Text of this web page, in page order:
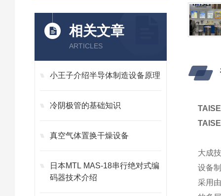
相关文章
ARTICLES
小王子介绍半导体制造设备原理
冷阴极管的基础知识
真空气体置换干燥设备
日本MTL MAS-18串行绝对式编
码器技术介绍
大成
设备
采用